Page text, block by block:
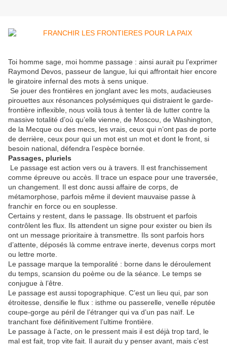
Toi homme sage, moi homme passage : ainsi aurait pu l’exprimer
Raymond Devos, passeur de langue, lui qui affrontait hier encore
le giratoire infernal des mots à sens unique.
Se jouer des frontières en jonglant avec les mots, audacieuses
pirouettes aux résonances polysémiques qui distraient le garde-
frontière inflexible, nous voilà tous à tenter là de lutter contre la
massive totalité d’où qu’elle vienne, de Moscou, de Washington,
de la Mecque ou des mecs, les vrais, ceux qui n’ont pas de porte
de derrière, ceux pour qui un mot est un mot et dont le front, si
besoin national, défendra l’espèce bornée.
Passages, pluriels
Le passage est action vers ou à travers. Il est franchissement
comme épreuve ou accès. Il trace un espace pour une traversée,
un changement. Il est donc aussi affaire de corps, de
métamorphose, parfois même il devient mauvaise passe à
franchir en force ou en souplesse.
Certains y restent, dans le passage. Ils obstruent et parfois
contrôlent les flux. Ils attendent un signe pour exister ou bien ils
ont un message prioritaire à transmettre. Ils sont parfois hors
d’attente, déposés là comme entrave inerte, devenus corps mort
ou lettre morte.
Le passage marque la temporalité : borne dans le déroulement
du temps, scansion du poème ou de la séance. Le temps se
conjugue à l’être.
Le passage est aussi topographique. C’est un lieu qui, par son
étroitesse, densifie le flux : isthme ou passerelle, venelle réputée
coupe-gorge au péril de l’étranger qui va d’un pas naïf. Le
tranchant fixe définitivement l’ultime frontière.
Le passage à l’acte, on le pressent mais il est déjà trop tard, le
mal est fait, trop vite fait. Il aurait du y penser avant, mais c’est